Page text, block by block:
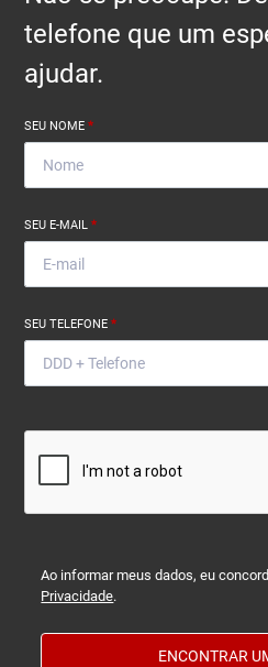
telefone que um
ajudar.
SEU NOME*
SEU E-MAIL*
SEU TELEFONE*
Ao informar meus dados, eu
Privacidade.
ENCONTRAR